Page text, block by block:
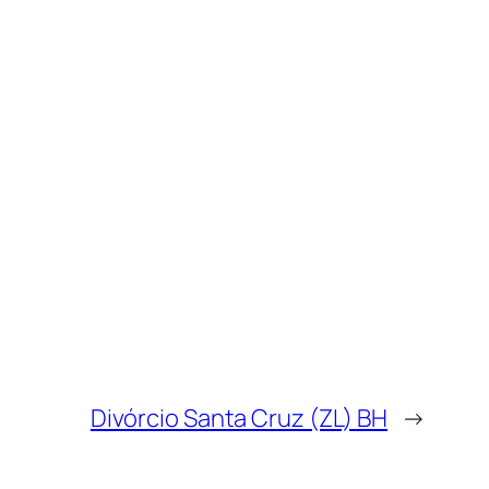
Divórcio Santa Cruz (ZL) BH →